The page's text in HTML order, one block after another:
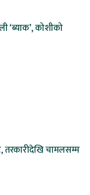
‘ब्याक’, कोशीको
चामलसम्म